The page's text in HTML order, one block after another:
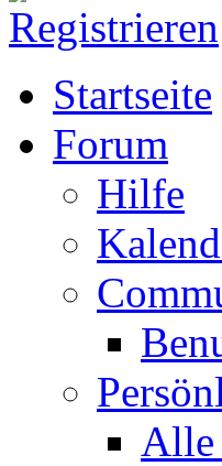
Startseite
Forum
Hilfe
Alle